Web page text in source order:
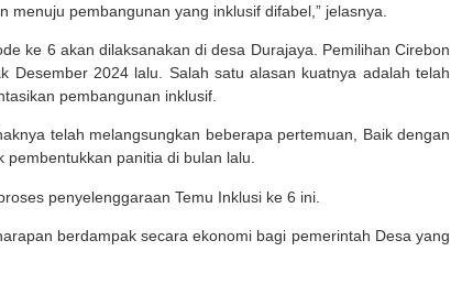
pembangunan yang inklusif difabel,” jelasnya.
ke 6 akan dilaksanakan di desa Durajaya. Pemilihan Cirebon
Desember 2024 lalu. Salah satu alasan kuatnya adalah telah
pembangunan inklusif.
telah melangsungkan beberapa pertemuan, Baik dengan
pembentukkan panitia di bulan lalu.
penyelenggaraan Temu Inklusi ke 6 ini.
berdampak secara ekonomi bagi pemerintah Desa yang